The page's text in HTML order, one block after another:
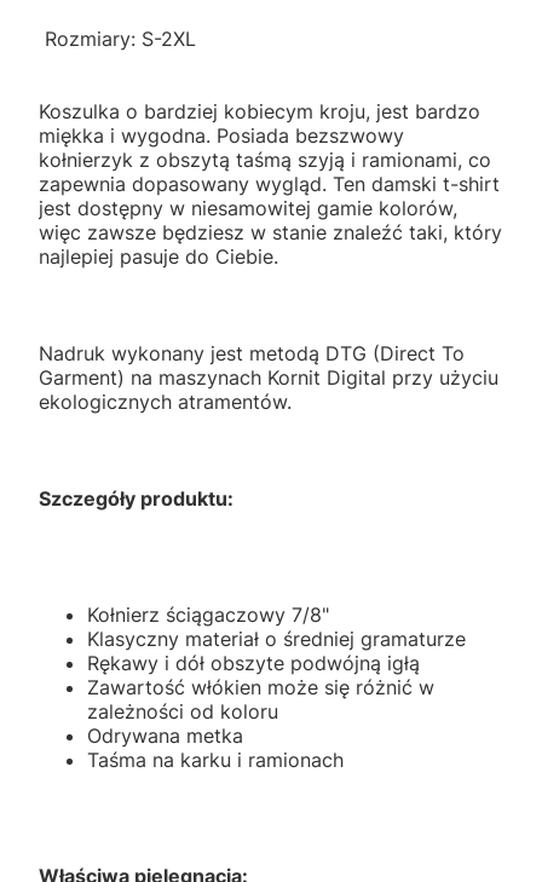
Rozmiary: S-2XL
Koszulka o bardziej kobiecym kroju, jest bardzo
miękka i wygodna. Posiada bezszwowy
kołnierzyk z obszytą taśmą szyją i ramionami, co
zapewnia dopasowany wygląd. Ten damski t-shirt
jest dostępny w niesamowitej gamie kolorów,
więc zawsze będziesz w stanie znaleźć taki, który
najlepiej pasuje do Ciebie.
Nadruk wykonany jest metodą DTG (Direct To
Garment) na maszynach Kornit Digital przy użyciu
ekologicznych atramentów.
Szczegóły produktu:
Kołnierz ściągaczowy 7/8"
Klasyczny materiał o średniej gramaturze
Rękawy i dół obszyte podwójną igłą
Zawartość włókien może się różnić w
zależności od koloru
Odrywana metka
Taśma na karku i ramionach
Właściwa pielęgnacja: